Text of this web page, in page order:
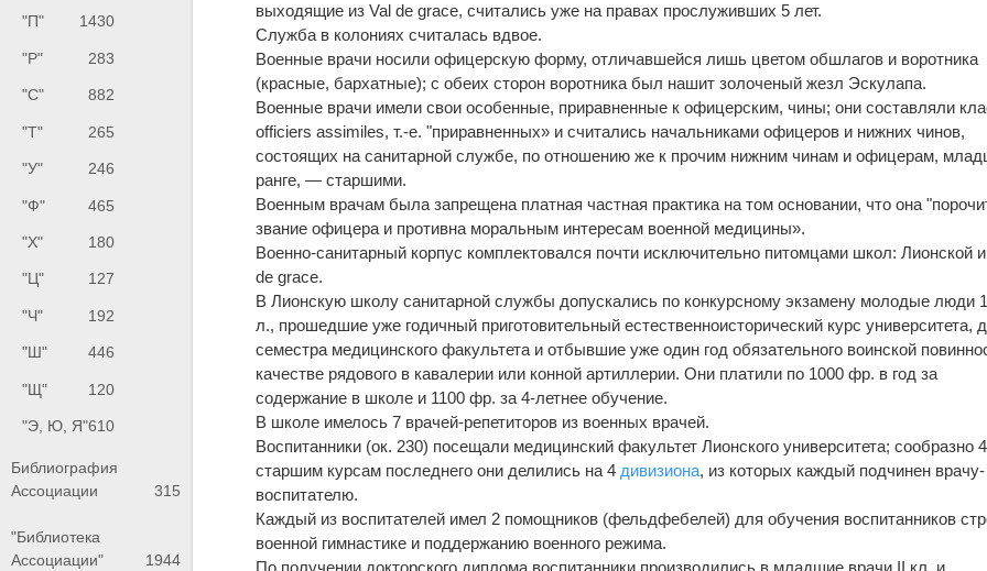
"П" 1430
"Р" 283
"С" 882
"Т" 265
"У" 246
"Ф" 465
"Х" 180
"Ц" 127
"Ч" 192
"Ш" 446
"Щ" 120
"Э, Ю, Я"610
Библиография
Ассоциации
315
"Библиотека
Ассоциации"
1944
выходящие из Val de grace, считались уже на правах прослуживших 5 лет.
Служба в колониях считалась вдвое.
Военные врачи носили офицерскую форму, отличавшейся лишь цветом обшлагов и воротника
(красные, бархатные); с обеих сторон воротника был нашит золоченый жезл Эскулапа.
Военные врачи имели свои особенные, приравненные к офицерским, чины; они составляли
officiers assimiles, т.-е. "приравненных» и считались начальниками офицеров и нижних чинов,
состоящих на санитарной службе, по отношению же к прочим нижним чинам и офицерам,
ранге, — старшими.
Военным врачам была запрещена платная частная практика на том основании, что она
звание офицера и противна моральным интересам военной медицины».
Военно-санитарный корпус комплектовался почти исключительно питомцами школ: Лионской
de grace.
В Лионскую школу санитарной службы допускались по конкурсному экзамену молодые люди
л., прошедшие уже годичный приготовительный естественноисторический курс университета,
семестра медицинского факультета и отбывшие уже один год обязательного воинской
качестве рядового в кавалерии или конной артиллерии. Они платили по 1000 фр. в год за
содержание в школе и 1100 фр. за 4-летнее обучение.
В школе имелось 7 врачей-репетиторов из военных врачей.
Воспитанники (ок. 230) посещали медицинский факультет Лионского университета; сообразно
старшим курсам последнего они делились на 4 дивизиона, из которых каждый подчинен врачу-
воспитателю.
Каждый из воспитателей имел 2 помощников (фельдфебелей) для обучения воспитанников
военной гимнастике и поддержанию военного режима.